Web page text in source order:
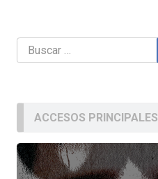
Buscar:
ACCESOS PRINCIPALES